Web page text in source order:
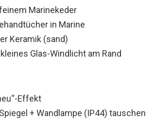
Marinekeder
in Marine
Keramik (sand)
Glas-Windlicht am Rand
Effekt
+ Wandlampe (IP44) tauschen